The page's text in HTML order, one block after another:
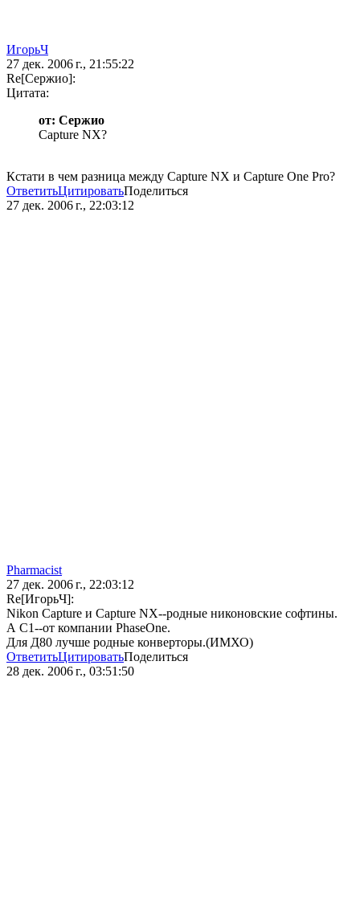
ИгорьЧ
27 дек. 2006 г., 21:55:22
Re[Сержио]:
Цитата:
от: Сержио
Capture NX?
Кстати в чем разница между Capture NX и Capture One Pro?
ОтветитьЦитироватьПоделиться
27 дек. 2006 г., 22:03:12
Pharmacist
27 дек. 2006 г., 22:03:12
Re[ИгорьЧ]:
Nikon Capture и Capture NX--родные никоновские софтины.
А С1--от компании PhaseOne.
Для Д80 лучше родные конверторы.(ИМХО)
ОтветитьЦитироватьПоделиться
28 дек. 2006 г., 03:51:50